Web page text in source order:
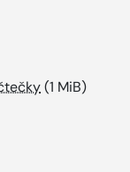
(1 MiB)